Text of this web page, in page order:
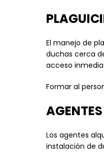
El manejo de
duchas cerca
acceso
Formar al
Los agentes
instalación de